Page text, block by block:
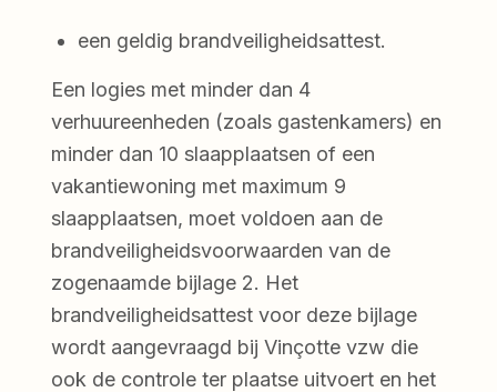
een geldig brandveiligheidsattest.
Een logies met minder dan 4
verhuureenheden (zoals gastenkamers) en
minder dan 10 slaapplaatsen of een
vakantiewoning met maximum 9
slaapplaatsen, moet voldoen aan de
brandveiligheidsvoorwaarden van de
zogenaamde bijlage 2. Het
brandveiligheidsattest voor deze bijlage
wordt aangevraagd bij Vinçotte vzw die
ook de controle ter plaatse uitvoert en het